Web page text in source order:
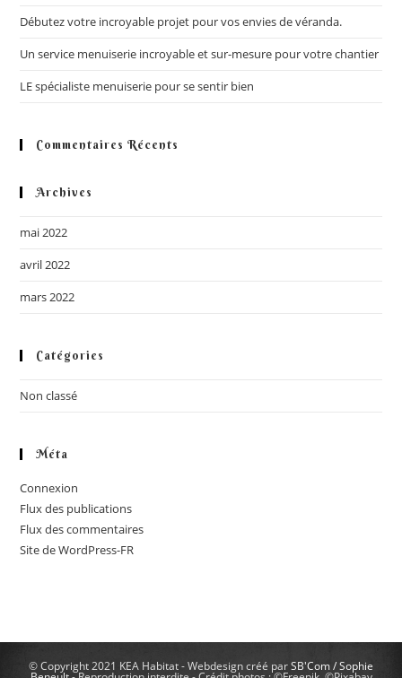
Débutez votre incroyable projet pour vos envies de véranda.
Un service menuiserie incroyable et sur-mesure pour votre chantier
LE spécialiste menuiserie pour se sentir bien
Commentaires Récents
Archives
mai 2022
avril 2022
mars 2022
Catégories
Non classé
Méta
Connexion
Flux des publications
Flux des commentaires
Site de WordPress-FR
© Copyright 2021 KEA Habitat - Webdesign créé parSB'Com / Sophie